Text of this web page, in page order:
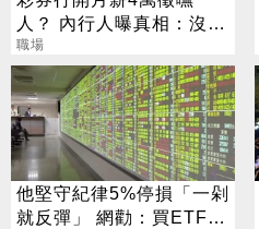
人？ 內行人曝真相：沒想
像中輕鬆
職場
他堅守紀律5%停損「一剁
就反彈」 網勸：買ETF刪